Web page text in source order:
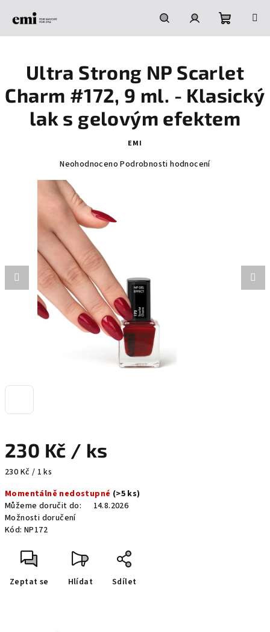
HledatPřihlášeníNákupní
košík
230 Kč / ks
Měrná
230 Kč / 1 ks
Momentálně nedostupné (>5 ks)
Můžeme doručit do:
14.8.2026
Možnosti doručení
Kód: NP172
Zeptat se Hlídat Sdílet
Ultra Strong NP Scarlet
Сharm #172, 9 ml. - Klasický
lak s gelovým efektem
EMI
Průměrné
produktu
je
0,0
5
hvězdiček.
Neohodnoceno Podrobnosti hodnocení